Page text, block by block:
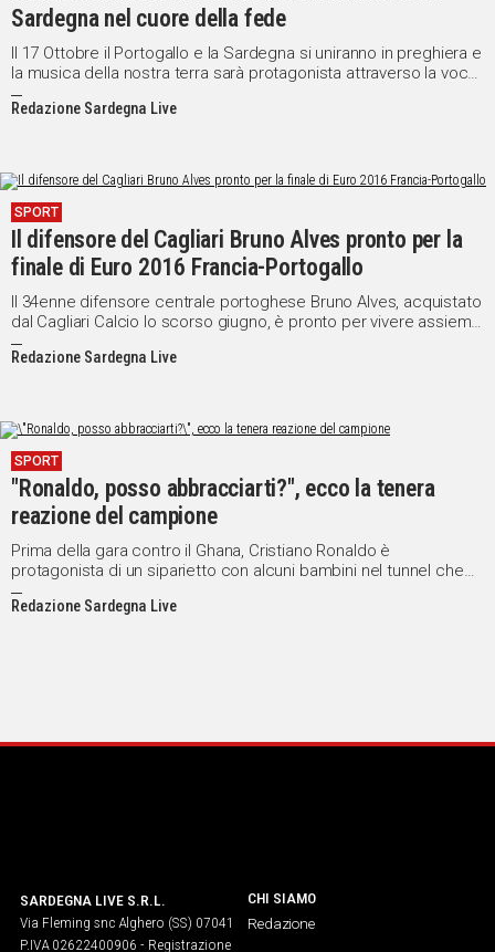
Sardegna nel cuore della fede
Il 17 Ottobre il Portogallo e la Sardegna si uniranno in preghiera e
la musica della nostra terra sarà protagonista attraverso la voce
della cantante Maria Giovanna Cherchi.
Redazione Sardegna Live
SPORT
Il difensore del Cagliari Bruno Alves pronto per la
finale di Euro 2016 Francia-Portogallo
Il 34enne difensore centrale portoghese Bruno Alves, acquistato
dal Cagliari Calcio lo scorso giugno, è pronto per vivere assieme
ai suoi compagni di Nazionale la finalissima di Euro 2016 tra
Francia e Portogallo.
Redazione Sardegna Live
SPORT
"Ronaldo, posso abbracciarti?", ecco la tenera
reazione del campione
Prima della gara contro il Ghana, Cristiano Ronaldo è
protagonista di un siparietto con alcuni bambini nel tunnel che
conduce al terreno di gioco. Uno di loro gli chiede
espressamente di abbracciarlo, seguito a ruota dagli altri. E il
Redazione Sardegna Live
SARDEGNA LIVE S.R.L.
Via Fleming snc Alghero (SS) 07041
P.IVA 02622400906 - Registrazione
CHI SIAMO
Redazione